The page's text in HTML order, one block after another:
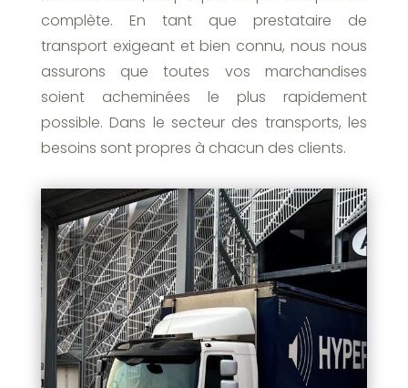
complète. En tant que prestataire de
transport exigeant et bien connu, nous nous
assurons que toutes vos marchandises
soient acheminées le plus rapidement
possible. Dans le secteur des transports, les
besoins sont propres à chacun des clients.